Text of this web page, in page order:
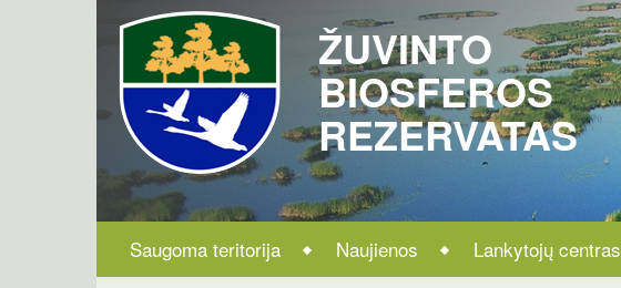
ŽUVINTO
BIOSFEROS
REZERVATAS
Saugoma teritorija Naujienos Lankytojų centras